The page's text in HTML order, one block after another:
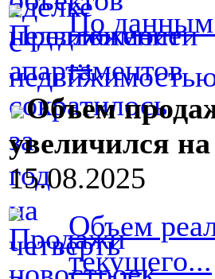
По данным
...
Объем
увеличился
15.08.2025
Объем
текущего...